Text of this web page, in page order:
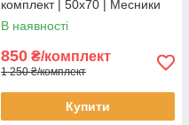
комплект | 50х70 | Месники
на сірому
В наявності
850 ₴/комплект
1 250 ₴/комплект
Купити